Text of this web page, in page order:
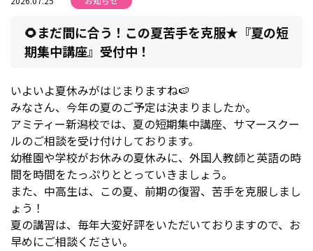
🌻まだ間に合う！この夏苦手を克服★『夏の短
期集中講座』受付中！
いよいよ夏休みがはじまりますね🍉
みなさん、今年の夏のご予定は決まりましたか。
アミティー新潟校では、夏の短期集中講座、サマースクー
ルのご相談を受け付けしております。
幼稚園や学校がお休みの夏休みに、外国人教師と英語の時
間を時間をたっぷりととっていきましょう。
また、中高生は、この夏、前期の復習、苦手を克服しまし
ょう！
夏の講習は、毎年大変好評をいただいておりますので、お
早めにご相談ください。